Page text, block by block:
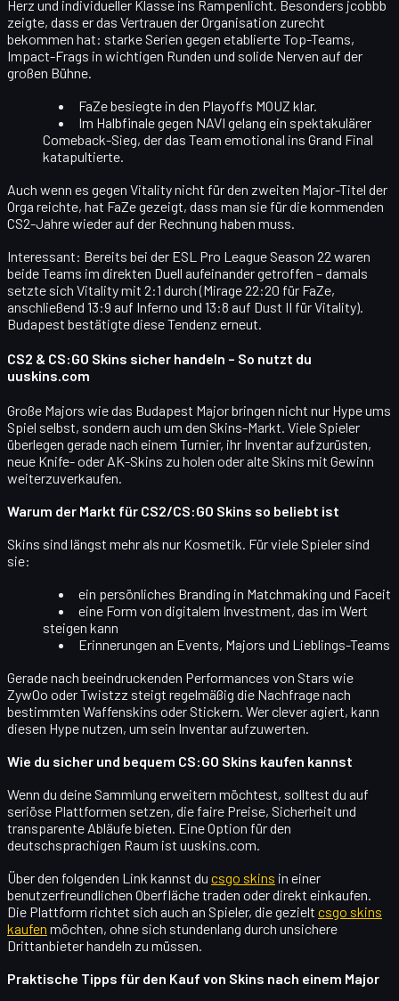
Herz und individueller Klasse ins Rampenlicht. Besonders jcobbb
zeigte, dass er das Vertrauen der Organisation zurecht
bekommen hat: starke Serien gegen etablierte Top-Teams,
Impact-Frags in wichtigen Runden und solide Nerven auf der
großen Bühne.
FaZe besiegte in den Playoffs MOUZ klar.
Im Halbfinale gegen NAVI gelang ein spektakulärer
Comeback-Sieg, der das Team emotional ins Grand Final
katapultierte.
Auch wenn es gegen Vitality nicht für den zweiten Major-Titel der
Orga reichte, hat FaZe gezeigt, dass man sie für die kommenden
CS2-Jahre wieder auf der Rechnung haben muss.
Interessant: Bereits bei der ESL Pro League Season 22 waren
beide Teams im direkten Duell aufeinander getroffen – damals
setzte sich Vitality mit 2:1 durch (Mirage 22:20 für FaZe,
anschließend 13:9 auf Inferno und 13:8 auf Dust II für Vitality).
Budapest bestätigte diese Tendenz erneut.
CS2 & CS:GO Skins sicher handeln – So nutzt du
uuskins.com
Große Majors wie das Budapest Major bringen nicht nur Hype ums
Spiel selbst, sondern auch um den Skins-Markt. Viele Spieler
überlegen gerade nach einem Turnier, ihr Inventar aufzurüsten,
neue Knife- oder AK-Skins zu holen oder alte Skins mit Gewinn
weiterzuverkaufen.
Warum der Markt für CS2/CS:GO Skins so beliebt ist
Skins sind längst mehr als nur Kosmetik. Für viele Spieler sind
sie:
ein persönliches Branding in Matchmaking und Faceit
eine Form von digitalem Investment, das im Wert
steigen kann
Erinnerungen an Events, Majors und Lieblings-Teams
Gerade nach beeindruckenden Performances von Stars wie
ZywOo oder Twistzz steigt regelmäßig die Nachfrage nach
bestimmten Waffenskins oder Stickern. Wer clever agiert, kann
diesen Hype nutzen, um sein Inventar aufzuwerten.
Wie du sicher und bequem CS:GO Skins kaufen kannst
Wenn du deine Sammlung erweitern möchtest, solltest du auf
seriöse Plattformen setzen, die faire Preise, Sicherheit und
transparente Abläufe bieten. Eine Option für den
deutschsprachigen Raum ist uuskins.com.
Über den folgenden Link kannst du csgo skins in einer
benutzerfreundlichen Oberfläche traden oder direkt einkaufen.
Die Plattform richtet sich auch an Spieler, die gezielt csgo skins
kaufen möchten, ohne sich stundenlang durch unsichere
Drittanbieter handeln zu müssen.
Praktische Tipps für den Kauf von Skins nach einem Major